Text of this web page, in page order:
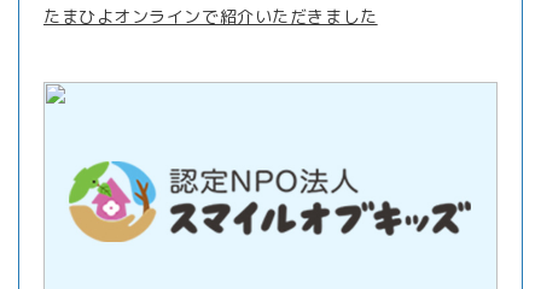
たまひよオンラインで紹介いただきました